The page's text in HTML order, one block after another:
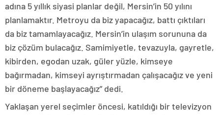
adına 5 yıllık siyasi planlar değil, Mersin’in 50 yılını
planlamaktır. Metroyu da biz yapacağız, battı çıktıları
da biz tamamlayacağız. Mersin’in ulaşım sorununa da
biz çözüm bulacağız. Samimiyetle, tevazuyla, gayretle,
kibirden, egodan uzak, güler yüzle, kimseye
bağırmadan, kimseyi ayrıştırmadan çalışacağız ve yeni
bir döneme başlayacağız” dedi.
Yaklaşan yerel seçimler öncesi, katıldığı bir televizyon